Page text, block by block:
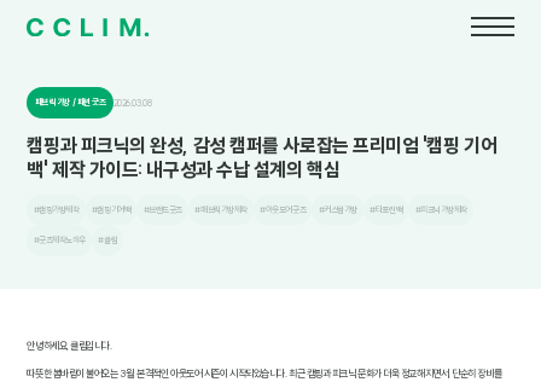
패브릭 가방 / 패션 굿즈 2026.03.08
캠핑과 피크닉의 완성, 감성 캠퍼를 사로잡는 프리미엄 '캠핑 기어
백' 제작 가이드: 내구성과 수납 설계의 핵심
#캠핑가방제작 #캠핑기어백 #브랜드굿즈 #패브릭가방제작 #아웃도어굿즈 #커스텀가방 #타포린백 #피크닉가방제작
#굿즈제작노하우 #클림
안녕하세요, 클림입니다.
따뜻한 봄바람이 불어오는 3월, 본격적인 아웃도어 시즌이 시작되었습니다. 최근 캠핑과 피크닉 문화가 더욱 정교해지면서, 단순히 장비를